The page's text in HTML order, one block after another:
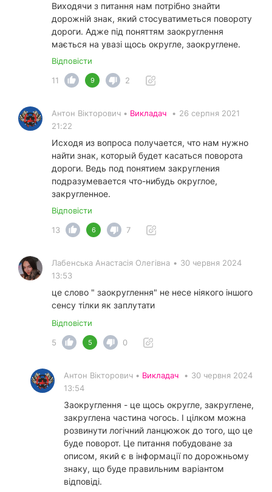
Виходячи з питання нам потрібно знайти
дорожній знак, який стосуватиметься повороту
дороги. Адже під поняттям заокруглення
мається на увазі щось округле, заокруглене.
Відповісти
11
9 2
Антон Вікторович • Викладач • 26 серпня 2021
21:22
Исходя из вопроса получается, что нам нужно
найти знак, который будет касаться поворота
дороги. Ведь под понятием закругления
подразумевается что-нибудь округлое,
закругленное.
Відповісти
13
6 7
Лабенська Анастасія Олегівна • 30 червня 2024
13:53
це слово " заокруглення" не несе ніякого іншого
сенсу тілки як заплутати
Відповісти
5
5 0
Антон Вікторович • Викладач • 30 червня 2024
13:54
Заокруглення - це щось округле, закруглене,
закруглена частина чогось. І цілком можна
розвинути логічний ланцюжок до того, що це
буде поворот. Це питання побудоване за
описом, який є в інформації по дорожньому
знаку, що буде правильним варіантом
відповіді.